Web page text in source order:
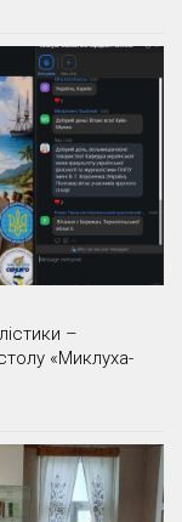
–
«Миклуха-